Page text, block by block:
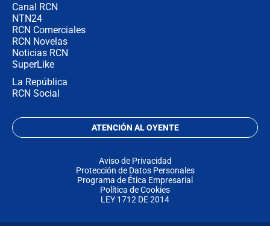
Canal RCN
NTN24
RCN Comerciales
RCN Novelas
Noticias RCN
SuperLike
La República
RCN Social
ATENCIÓN AL OYENTE
Aviso de Privacidad
Protección de Datos Personales
Programa de Ética Empresarial
Política de Cookies
LEY 1712 DE 2014